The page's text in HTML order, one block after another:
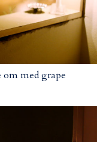
om med grape